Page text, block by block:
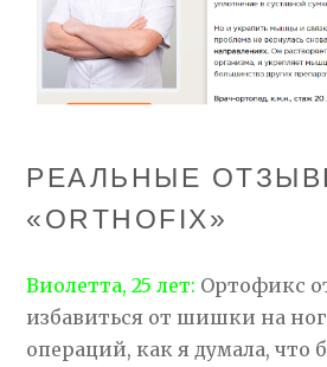
РЕАЛЬНЫЕ
«ORTHOFIX»
Виолетта, 25 лет: Ортофикс
избавиться от шишки на
операций, как я думала, что